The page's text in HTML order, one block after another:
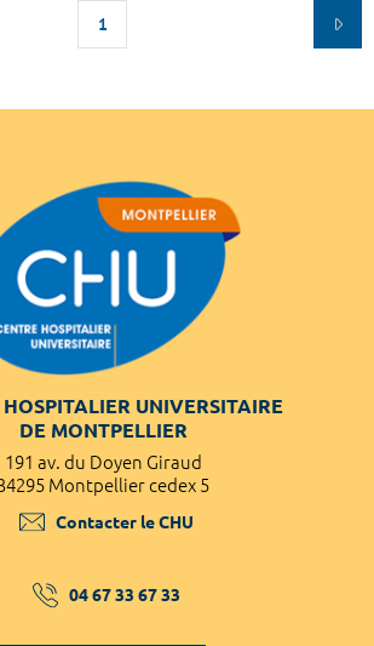
1
HOSPITALIER UNIVERSITAIRE
DE MONTPELLIER
191 av. du Doyen Giraud
Montpellier cedex 5
Contacter le CHU
04 67 33 67 33